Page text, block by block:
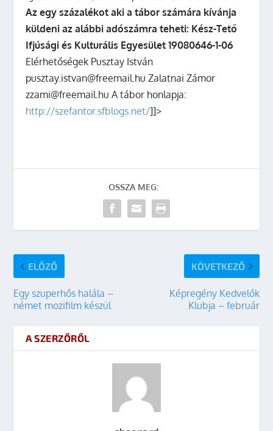
Az egy százalékot aki a tábor számára kívánja
küldeni az alábbi adószámra teheti: Kész-Tető
Ifjúsági és Kulturális Egyesület 19080646-1-06
Elérhetőségek Pusztay István
pusztay.istvan@freemail.hu Zalatnai Zámor
zzami@freemail.hu A tábor honlapja:
http://szefantor.sfblogs.net/]]>
OSSZA MEG:
ELŐZŐ
Egy szuperhős halála –
német mozifilm készül
KÖVETKEZŐ
Képregény Kedvelők
Klubja – február
A SZERZŐRŐL